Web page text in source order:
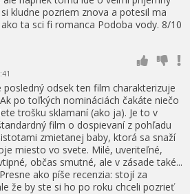
kludne pozriem znova a potesil ma
ta sci fi romanca Podoba vody. 8/10
posledný odsek ten film charakterizuje
po toľkých nomináciách čakáte niečo
trošku sklamaní (ako ja). Je to v
film o dospievaní z pohľadu
zmietanej baby, ktorá sa snaží
miesto vo svete. Milé, uveriteľné,
občas smutné, ale v zásade také...
ako píše recenzia: stojí za
že by ste si ho po roku chceli pozrieť